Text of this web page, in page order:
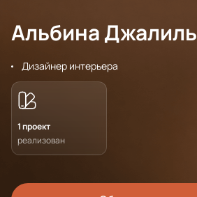
Альбина Джалиль
Дизайнер интерьера
1 проект
реализован